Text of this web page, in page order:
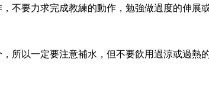
不要力求完成教練的動作，勉強做過度的伸展
所以一定要注意補水，但不要飲用過涼或過熱